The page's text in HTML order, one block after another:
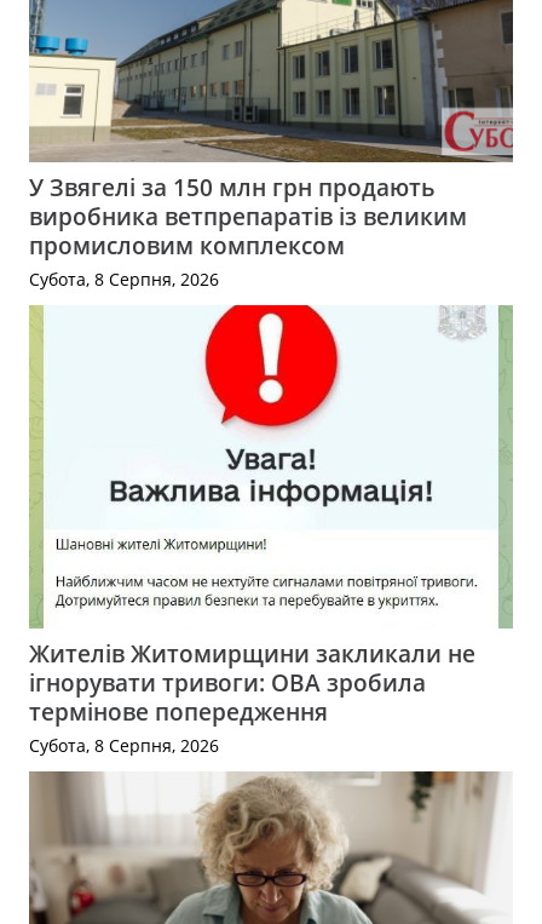
У Звягелі за 150 млн грн продають
виробника ветпрепаратів із великим
промисловим комплексом
Субота, 8 Серпня, 2026
Жителів Житомирщини закликали не
ігнорувати тривоги: ОВА зробила
термінове попередження
Субота, 8 Серпня, 2026